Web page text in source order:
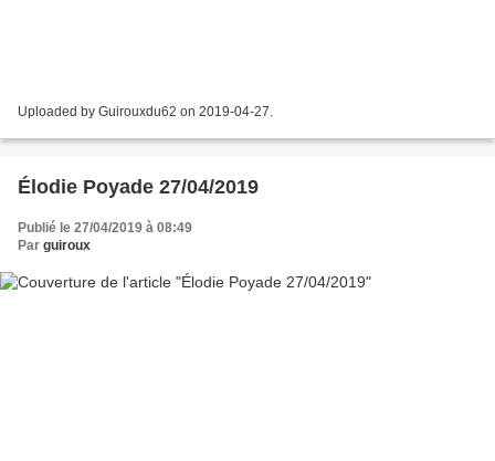
Uploaded by Guirouxdu62 on 2019-04-27.
Élodie Poyade 27/04/2019
Publié le 27/04/2019 à 08:49
Par guiroux